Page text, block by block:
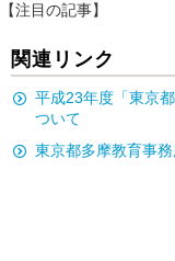
【注目の記事】
関連リンク
平成23年度「東京
ついて
東京都多摩教育事